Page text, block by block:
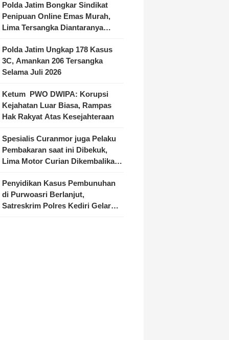
Polda Jatim Bongkar Sindikat
Penipuan Online Emas Murah,
Lima Tersangka Diantaranya
Polda Jatim Ungkap 178 Kasus
3C, Amankan 206 Tersangka
Selama Juli 2026
Ketum PWO DWIPA: Korupsi
Kejahatan Luar Biasa, Rampas
Hak Rakyat Atas Kesejahteraan
Spesialis Curanmor juga Pelaku
Pembakaran saat ini Dibekuk,
Lima Motor Curian Dikembalikan
Penyidikan Kasus Pembunuhan
di Purwoasri Berlanjut,
Satreskrim Polres Kediri Gelar